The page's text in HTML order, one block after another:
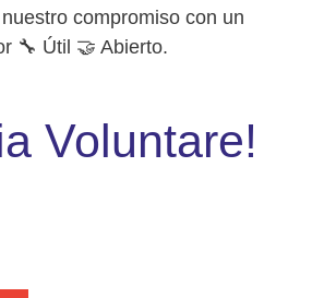
compromiso con un
🔧 Útil 🤝 Abierto.
Voluntare!